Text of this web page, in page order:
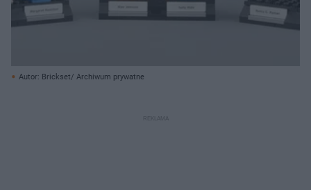
Autor: Brickset/ Archiwum prywatne